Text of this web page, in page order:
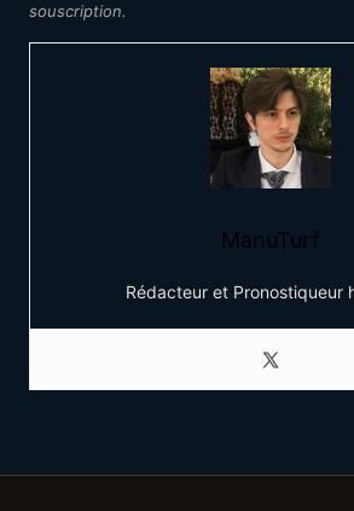
souscription.
ManuTurf
Rédacteur et Pronostiqueur